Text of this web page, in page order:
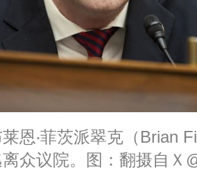
恩‧菲茨派翠克（Brian
众议院。图：翻摄自Ｘ